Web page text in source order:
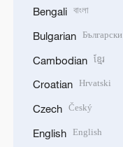
Bengali বাংলা
Bulgarian Български
Cambodian ខ្មែរ
Croatian Hrvatski
Czech Český
English English